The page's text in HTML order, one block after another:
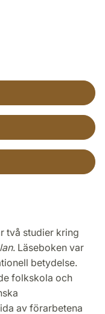
två studier kring
. Läseboken var
betydelse.
folkskola och
av förarbetena